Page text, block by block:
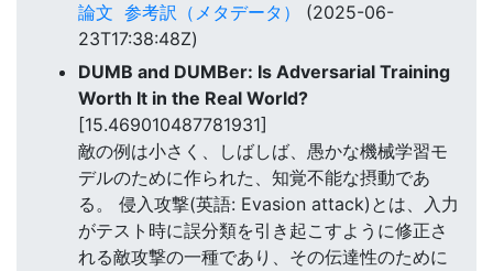
論文 参考訳（メタデータ）
(2025-06-
23T17:38:48Z)
DUMB and DUMBer: Is Adversarial Training
Worth It in the Real World?
[15.469010487781931]
敵の例は小さく、しばしば、愚かな機械学習モ
デルのために作られた、知覚不能な摂動であ
る。 侵入攻撃(英語: Evasion attack)とは、入力
がテスト時に誤分類を引き起こすように修正さ
れる敵攻撃の一種であり、その伝達性のために